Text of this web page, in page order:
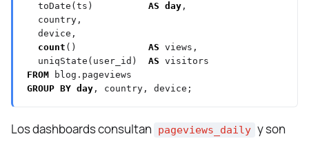
toDate(ts)
AS day ,
country,
device,
count () AS views,
uniqState(user_id)
AS visitors
FROM
blog.pageviews
GROUP BY day , country, device;
Los dashboards consultan pageviews_daily y son